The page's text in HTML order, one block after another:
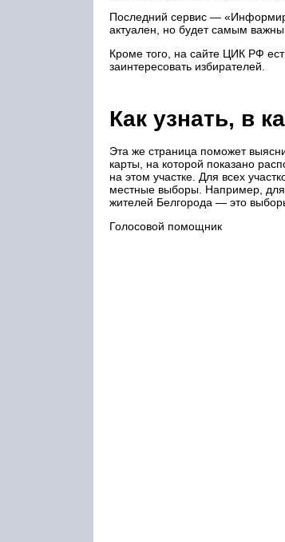
Последний сервис —
актуален, но будет самым
Кроме того, на сайте ЦИК РФ
заинтересовать избирателей.
Как узнать, в
Эта же страница поможет
карты, на которой показано
на этом участке. Для всех
местные выборы. Например, для
жителей Белгорода — это
Голосовой помощник